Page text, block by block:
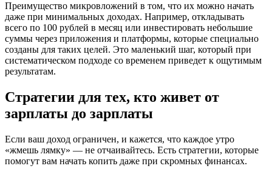
Преимущество микровложений в том, что их можно начать
даже при минимальных доходах. Например, откладывать
всего по 100 рублей в месяц или инвестировать небольшие
суммы через приложения и платформы, которые специально
созданы для таких целей. Это маленький шаг, который при
систематическом подходе со временем приведет к ощутимым
результатам.
Стратегии для тех, кто живет от
зарплаты до зарплаты
Если ваш доход ограничен, и кажется, что каждое утро
«жмешь лямку» — не отчаивайтесь. Есть стратегии, которые
помогут вам начать копить даже при скромных финансах.